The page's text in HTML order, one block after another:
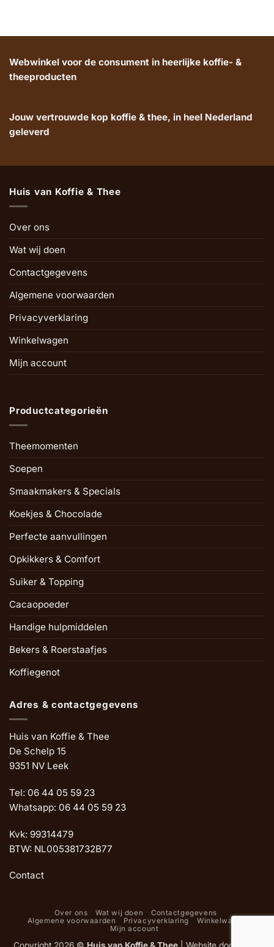
Webwinkel voor de consument in heerlijke koffie- &
theeproducten
Jouw vertrouwde kop koffie & thee, in heel Nederland
geleverd
Huis van Koffie & Thee
Over ons
Wat wij doen
Contactgegevens
Algemene voorwaarden
Privacyverklaring
Winkelwagen
Mijn account
Productcategorieën
Theemomenten
Soepen
Smaakmakers & Specials
Koekjes & Chocolade
Perfecte aanvullingen
Opkikkers & Comfort
Suiker & Topping
Cacaopoeder
Handige hulpmiddelen
Bekers & Roerstaafjes
Koffiegenot
Adres & contactgegevens
Huis van Koffie & Thee
De Schelp 15
9351 NV Leek
Tel: 06 44 05 59 23
Whatsapp: 06 44 05 59 23
Kvk: 99314479
BTW: NL005381732B77
Contact
Over ons Wat wij doen
Contactgegevens
Algemene voorwaarden
Privacyverklaring
Winkelwagen
Mijn account